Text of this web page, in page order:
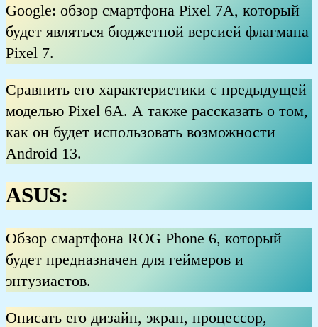
Google: обзор смартфона Pixel 7A, который
будет являться бюджетной версией флагмана
Pixel 7.
Сравнить его характеристики с предыдущей
моделью Pixel 6A. А также рассказать о том,
как он будет использовать возможности
Android 13.
ASUS:
Обзор смартфона ROG Phone 6, который
будет предназначен для геймеров и
энтузиастов.
Описать его дизайн, экран, процессор,